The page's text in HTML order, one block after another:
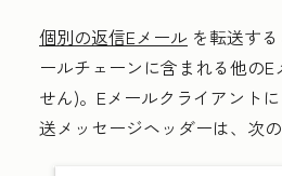
個別の返信Eメール を転送す
ールチェーンに含まれる他のE
せん)。Eメールクライアント
送メッセージヘッダーは、次